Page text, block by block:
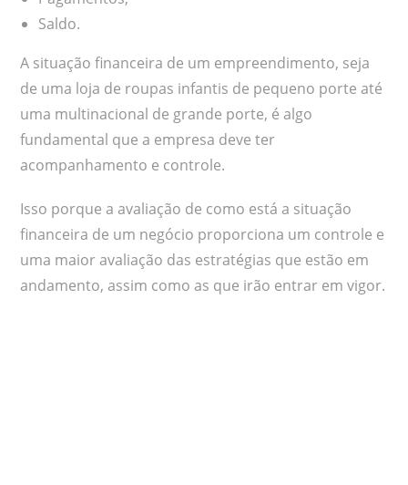
Saldo.
A situação financeira de um empreendimento, seja
de uma loja de roupas infantis de pequeno porte até
uma multinacional de grande porte, é algo
fundamental que a empresa deve ter
acompanhamento e controle.
Isso porque a avaliação de como está a situação
financeira de um negócio proporciona um controle e
uma maior avaliação das estratégias que estão em
andamento, assim como as que irão entrar em vigor.